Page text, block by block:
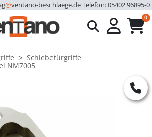
@ventano-beschlaege.deTelefon: 05402 96895-0
0
Schiebetürgriffe
NM7005